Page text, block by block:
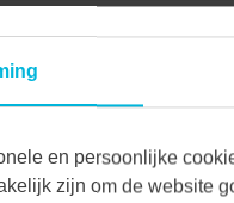
en persoonlijke
zijn om de website